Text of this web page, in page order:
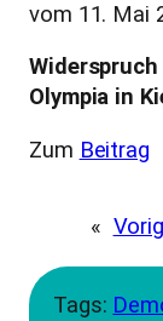
vom 11. Mai
Olympia in
Zum Beitrag
«
Tags: